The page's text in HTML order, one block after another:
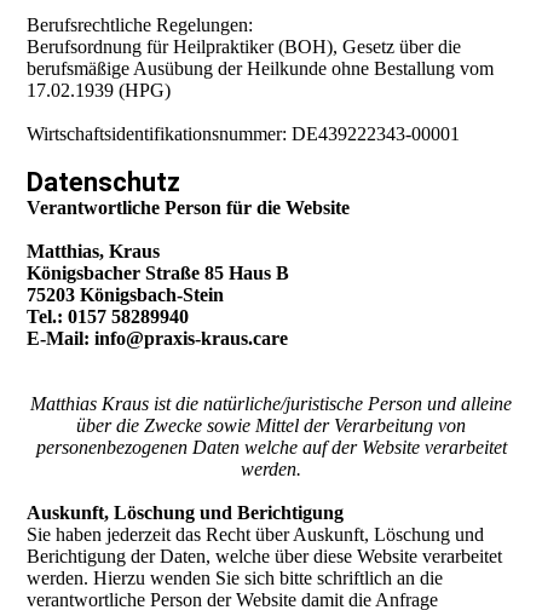
Berufsrechtliche Regelungen:
Berufsordnung für Heilpraktiker (BOH), Gesetz über die
berufsmäßige Ausübung der Heilkunde ohne Bestallung vom
17.02.1939 (HPG)
Wirtschaftsidentifikationsnummer: DE439222343-00001
Datenschutz
Verantwortliche Person für die Website
Matthias, Kraus
Königsbacher Straße 85 Haus B
75203 Königsbach-Stein
Tel.: 0157 58289940
E-Mail: info@praxis-kraus.care
Matthias Kraus ist die natürliche/juristische Person und alleine
über die Zwecke sowie Mittel der Verarbeitung von
personenbezogenen Daten welche auf der Website verarbeitet
werden.
Auskunft, Löschung und Berichtigung
Sie haben jederzeit das Recht über Auskunft, Löschung und
Berichtigung der Daten, welche über diese Website verarbeitet
werden. Hierzu wenden Sie sich bitte schriftlich an die
verantwortliche Person der Website damit die Anfrage